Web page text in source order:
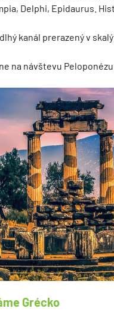
Delphi, Epidaurus.
kanál prerazený v
na návštevu
Grécko